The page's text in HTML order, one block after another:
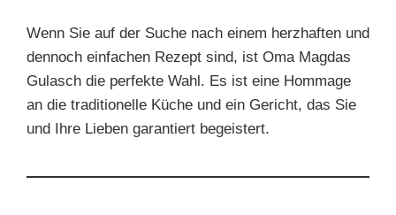
Wenn Sie auf der Suche nach einem herzhaften und
dennoch einfachen Rezept sind, ist Oma Magdas
Gulasch die perfekte Wahl. Es ist eine Hommage
an die traditionelle Küche und ein Gericht, das Sie
und Ihre Lieben garantiert begeistert.